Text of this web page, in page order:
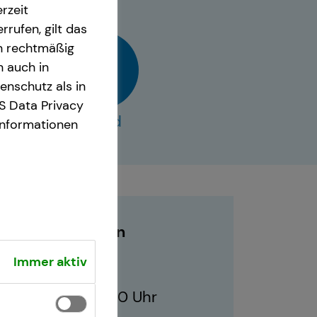
vCard
Geschäftszeiten
10:00 - 21:00 Uhr
gilt das
rechtmäßig
auch in
als in
Data Privacy
Immer aktiv